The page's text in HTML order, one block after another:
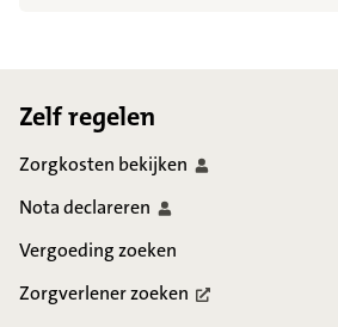
Zelf regelen
Zorgkosten bekijken
Notadeclareren
Vergoeding zoeken
Zorgverlenerzoeken